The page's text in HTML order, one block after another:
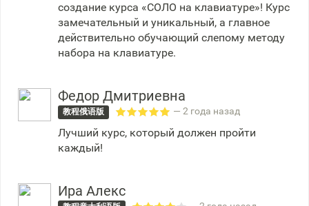
создание курса «СОЛО на клавиатуре»! Курс
замечательный и уникальный, а главное
действительно обучающий слепому методу
набора на клавиатуре.
Федор Дмитриевна
教程俄语版 — 2 года назад
Лучший курс, который должен пройти
каждый!
Ира Алекс